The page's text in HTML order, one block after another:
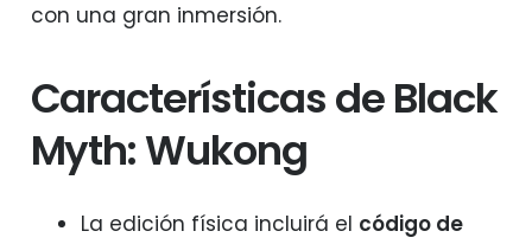
con una gran inmersión.
Características de Black
Myth: Wukong
La edición física incluirá el código de